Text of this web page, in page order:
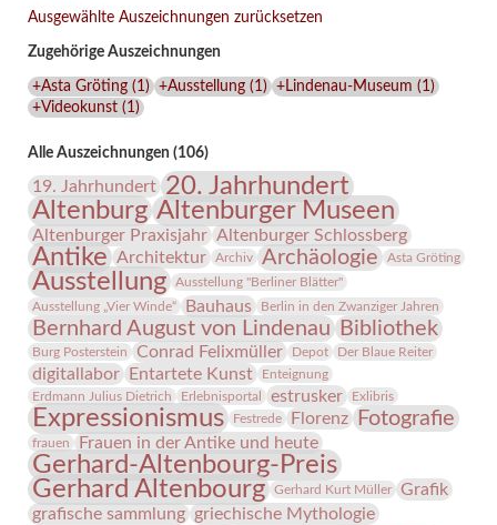
(2021)
Ausgewählte Auszeichnungen zurücksetzen
Zugehörige Auszeichnungen
+Asta Gröting(1 ) +Ausstellung(1 ) +Lindenau-Museum (1 )
+Videokunst(1 )
Alle Auszeichnungen (106)
19. Jahrhundert 20. Jahrhundert
Altenburg Altenburger Museen
Altenburger Praxisjahr Altenburger Schlossberg
Antike Architektur Archiv Archäologie Asta Gröting
Ausstellung
Ausstellung "Berliner Blätter"
Ausstellung „Vier Winde“
Bauhaus Berlin in den Zwanziger Jahren
Bernhard August von Lindenau Bibliothek
Burg Posterstein Conrad Felixmüller Depot Der Blaue Reiter
digitallabor Entartete Kunst
Enteignung
Erdmann Julius Dietrich
Erlebnisportal estrusker Exlibris
Expressionismus Festrede Florenz Fotografie
frauen Frauen in der Antike und heute
Gerhard-Altenbourg-Preis
Gerhard Altenbourg
Gerhard Kurt Müller
Grafik
grafische sammlung griechische Mythologie